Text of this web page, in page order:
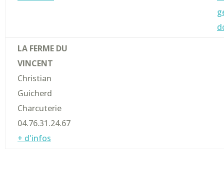
LA FERME DU
VINCENT
Christian
Guicherd
Charcuterie
04.76.31.24.67
+ d'infos